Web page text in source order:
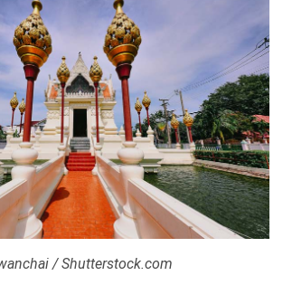
/ Shutterstock.com